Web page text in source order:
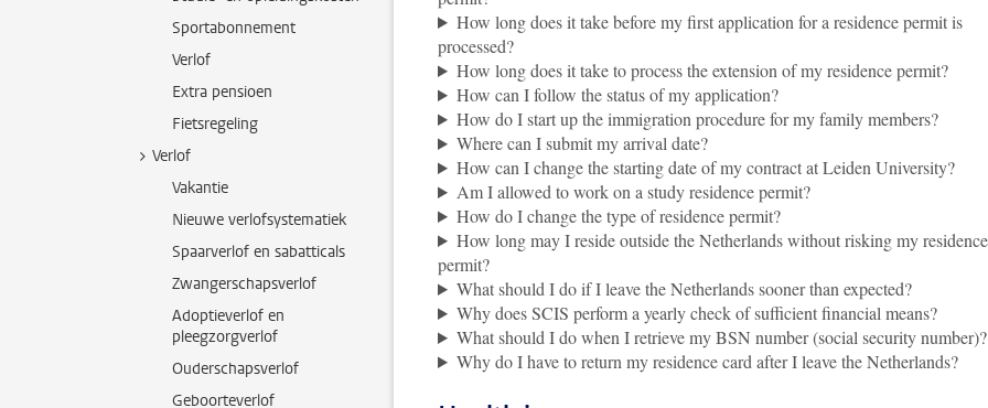
Sportabonnement
Verlof
Extra pensioen
Fietsregeling
Verlof
Vakantie
Nieuwe verlofsystematiek
Spaarverlof en sabatticals
Zwangerschapsverlof
Adoptieverlof en
pleegzorgverlof
Ouderschapsverlof
Geboorteverlof
How long does it take before my first application for a residence permit is
processed?
How long does it take to process the extension of my residence permit?
How can I follow the status of my application?
How do I start up the immigration procedure for my family members?
Where can I submit my arrival date?
How can I change the starting date of my contract at Leiden University?
Am I allowed to work on a study residence permit?
How do I change the type of residence permit?
How long may I reside outside the Netherlands without risking my residence
permit?
What should I do if I leave the Netherlands sooner than expected?
Why does SCIS perform a yearly check of sufficient financial means?
What should I do when I retrieve my BSN number (social security number)?
Why do I have to return my residence card after I leave the Netherlands?